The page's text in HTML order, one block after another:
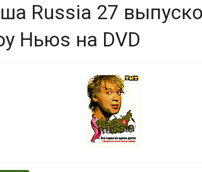
Russia 27
Ньюs на DVD